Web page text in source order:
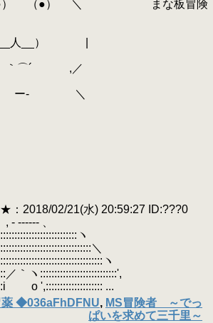
●） ＼ まな板冒険
__） |
,／
＼
：2018/02/21(水) 20:59:27 ID:???0
、
ヽ
＼
ヽ
:::::::::::::::::::::::::::',
',:::::::::::::::::::: ...
薬 ◆036aFhDFNU, MS冒険者 ～でっ
ぱいを求めて三千里～